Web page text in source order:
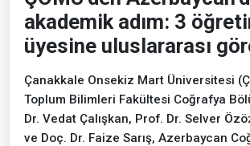
akademik adım: 3
üyesine uluslararası
Çanakkale Onsekiz Mart Üniversitesi
Toplum Bilimleri Fakültesi Coğrafya
Dr. Vedat Çalışkan, Prof. Dr. Selver
ve Doç. Dr. Faize Sarış, Azerbaycan